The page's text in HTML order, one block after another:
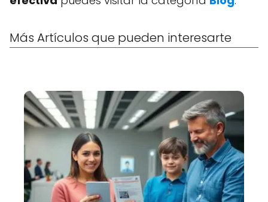
Más Artículos que pueden interesarte